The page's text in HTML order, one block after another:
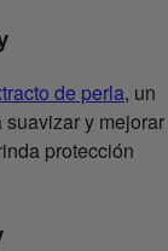
de perla, un
y mejorar
protección